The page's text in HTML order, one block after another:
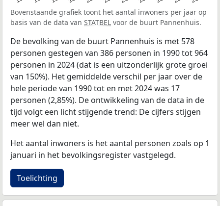
Bovenstaande grafiek toont het aantal inwoners per jaar op
basis van de data van STATBEL voor de buurt Pannenhuis.
De bevolking van de buurt Pannenhuis is met 578
personen gestegen van 386 personen in 1990 tot 964
personen in 2024 (dat is een uitzonderlijk grote groei
van 150%). Het gemiddelde verschil per jaar over de
hele periode van 1990 tot en met 2024 was 17
personen (2,85%). De ontwikkeling van de data in de
tijd volgt een licht stijgende trend: De cijfers stijgen
meer wel dan niet.
Het aantal inwoners is het aantal personen zoals op 1
januari in het bevolkingsregister vastgelegd.
Toelichting